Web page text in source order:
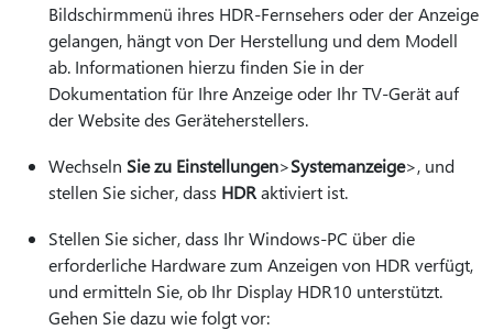
Bildschirmmenü ihres HDR-Fernsehers oder der Anzeige
gelangen, hängt von Der Herstellung und dem Modell
ab. Informationen hierzu finden Sie in der
Dokumentation für Ihre Anzeige oder Ihr TV-Gerät auf
der Website des Geräteherstellers.
Wechseln Sie zu Einstellungen>Systemanzeige>, und
stellen Sie sicher, dass HDRaktiviert ist.
Stellen Sie sicher, dass Ihr Windows-PC über die
erforderliche Hardware zum Anzeigen von HDR verfügt,
und ermitteln Sie, ob Ihr Display HDR10 unterstützt.
Gehen Sie dazu wie folgt vor: